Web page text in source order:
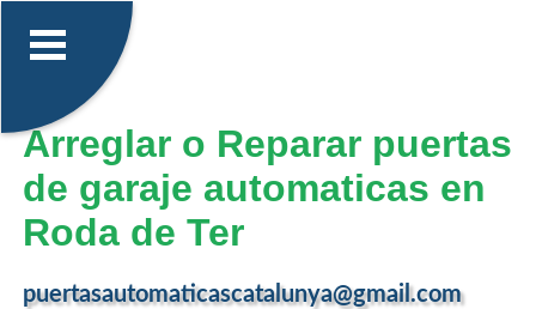
Arreglar o Reparar puertas
de garaje automaticas en
Roda de Ter
puertasautomaticascatalunya@gmail.com